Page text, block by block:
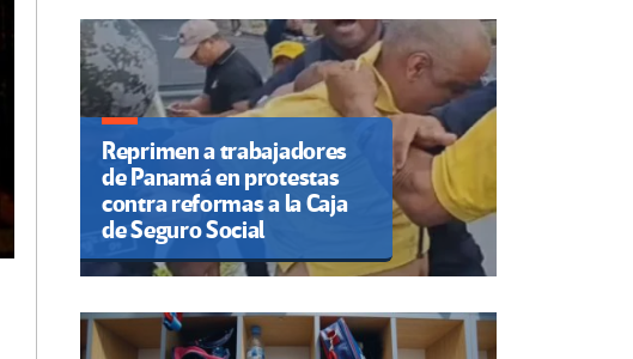
Reprimen a trabajadores
de Panamá en protestas
contra reformas a la Caja
de Seguro Social